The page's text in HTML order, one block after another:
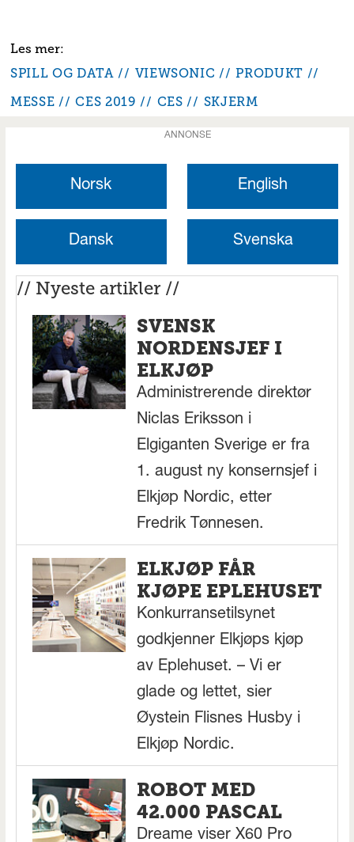
SPILL OG DATA VIEWSONIC
PRODUKT
MESSE
CES 2019 CES SKJERM
ANNONSE
Norsk English
Dansk Svenska
// Nyeste artikler //
SVENSK
NORDENSJEF I
ELKJØP
Administrerende direktør
Niclas Eriksson i
Elgiganten Sverige er fra
1. august ny konsernsjef i
Elkjøp Nordic, etter
Fredrik Tønnesen.
ELKJØP FÅR
KJØPE EPLEHUSET
Konkurransetilsynet
godkjenner Elkjøps kjøp
av Eplehuset. – Vi er
glade og lettet, sier
Øystein Flisnes Husby i
Elkjøp Nordic.
ROBOT MED
42.000 PASCAL
Dreame viser X60 Pro